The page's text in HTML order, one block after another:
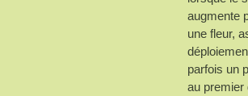
augmente
une fleur,
parfois un
au premier